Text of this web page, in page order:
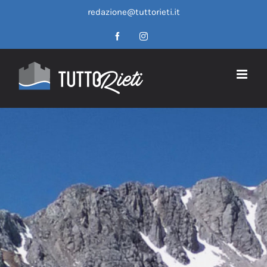
redazione@tuttorieti.it
FacebookInstagram